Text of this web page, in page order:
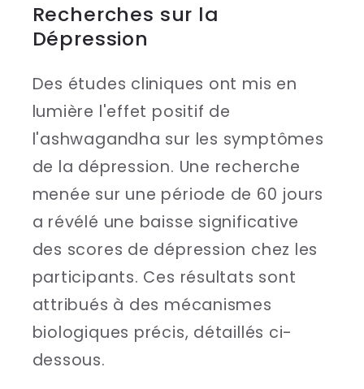
Recherches sur la
Dépression
Des études cliniques ont mis en
lumière l'effet positif de
l'ashwagandha sur les symptômes
de la dépression. Une recherche
menée sur une période de 60 jours
a révélé une baisse significative
des scores de dépression chez les
participants. Ces résultats sont
attribués à des mécanismes
biologiques précis, détaillés ci-
dessous.